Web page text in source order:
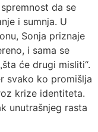
da se
i sumnja. U
Sonja priznaje
i sama se
će drugi misliti“.
svako ko promišlja
krize identiteta.
unutrašnjeg rasta